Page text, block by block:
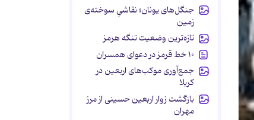
جنگل‌های یونان؛ نقاشیِ سوخته‌ی
زمین
تازه‌ترین وضعیت تنگه هرمز
۱۰ خط قرمز در دعوای همسران
جمع‌آوری موکب‌های اربعین در
کربلا
بازگشت زوار اربعین حسینی از مرز
مهران